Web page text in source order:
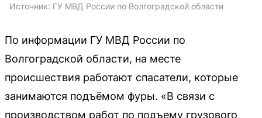
Источник: ГУ МВД России по Волгоградской области
По информации ГУ МВД России по
Волгоградской области, на месте
происшествия работают спасатели, которые
занимаются подъёмом фуры. «В связи с
производством работ по подъему грузового